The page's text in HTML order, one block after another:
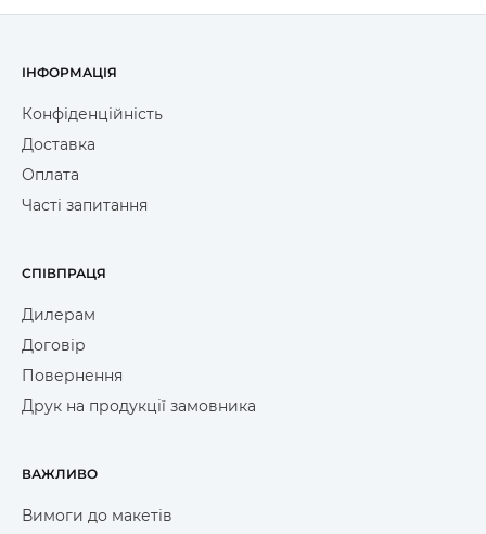
ІНФОРМАЦІЯ
Конфіденційність
Доставка
Оплата
Часті запитання
СПІВПРАЦЯ
Дилерам
Договір
Повернення
Друк на продукції замовника
ВАЖЛИВО
Вимоги до макетів